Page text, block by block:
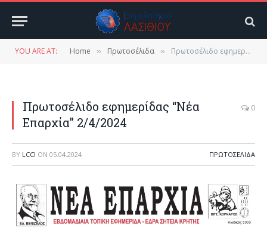
YOU ARE AT: Home » Πρωτοσέλιδα » Πρωτοσέλιδο εφημερίδας “Νέα Επαρχία” 2/4/2024
Πρωτοσέλιδο εφημερίδας “Νέα
Επαρχία” 2/4/2024
0
BY LCCI ON 05.04.2024 ΠΡΩΤΟΣΈΛΙΔΑ